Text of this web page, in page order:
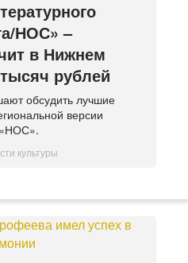
НОС» –
в Нижнем
рублей
обсудить лучшие
версии
культуры